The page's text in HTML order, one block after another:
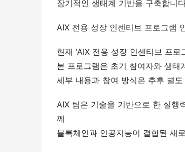
장기적인 생태계 기반을 구축합니
AIX 전용 성장 인센티브 프로그램
현재 ‘AIX 전용 성장 인센티브 프로
본 프로그램은 초기 참여자와 생태
세부 내용과 참여 방식은 추후 별
AIX 팀은 기술을 기반으로 한 실행
께
블록체인과 인공지능이 결합된 새